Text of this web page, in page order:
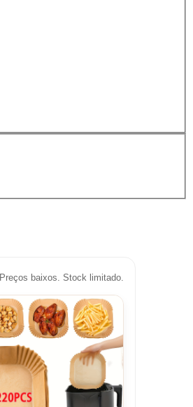
Preços baixos. Stock limitado.